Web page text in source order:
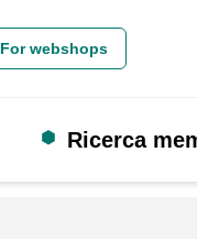
For webshops
Ricerca